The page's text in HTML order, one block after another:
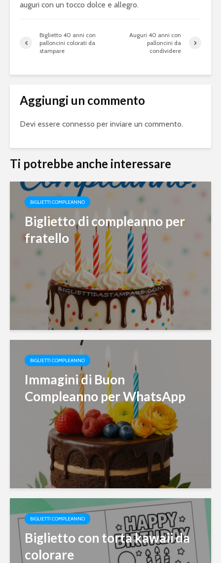
auguri con un tocco dolce e allegro.
Biglietto 40 anni con
palloncini colorati da
stampare
Auguri 40 anni con
palloncini da
condividere
Aggiungi un commento
Devi essere connesso per inviare un commento.
Ti potrebbe anche interessare
BIGLIETTI COMPLEANNO
Biglietto di compleanno per
fratello
BIGLIETTI COMPLEANNO
Immagini di Buon
Compleanno per WhatsApp
BIGLIETTI COMPLEANNO
Biglietto con torta kawaii da
colorare